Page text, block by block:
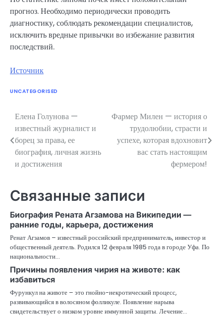
прогноз. Необходимо периодически проводить
диагностику, соблюдать рекомендации специалистов,
исключить вредные привычки во избежание развития
последствий.
Источник
UNCATEGORISED
Навигация
по
записям
Елена Голунова —
известный журналист и
борец за права, ее
биография, личная жизнь
и достижения
Фармер Милен — история о
трудолюбии, страсти и
успехе, которая вдохновит
вас стать настоящим
фермером!
Связанные записи
Биография Рената Агзамова на Википедии —
ранние годы, карьера, достижения
Ренат Агзамов – известный российский предприниматель, инвестор и
общественный деятель. Родился 12 февраля 1985 года в городе Уфа. По
национальности…
Причины появления чирия на животе: как
избавиться
Фурункул на животе – это гнойно-некротический процесс,
развивающийся в волосяном фолликуле. Появление нарыва
свидетельствует о низком уровне иммунной защиты. Лечение…